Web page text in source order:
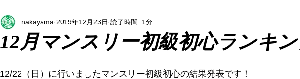
12月マンスリー初級初心ランキン
nakayama 2019年12月23日 読了時間: 1分
12/22（日）に行いましたマンスリー初級初心の結果発表です！